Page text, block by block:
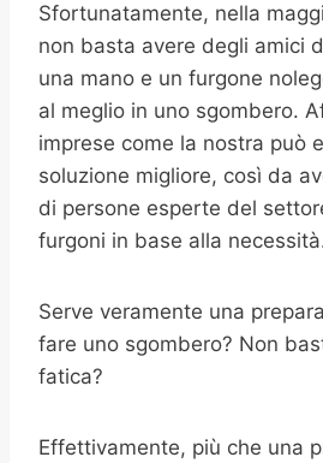
Sfortunatamente, nella
non basta avere degli amici
una mano e un furgone
al meglio in uno sgombero.
imprese come la nostra può
soluzione migliore, così da
di persone esperte del
furgoni in base alla
Serve veramente una
fare uno sgombero? Non
fatica?
Effettivamente, più che una